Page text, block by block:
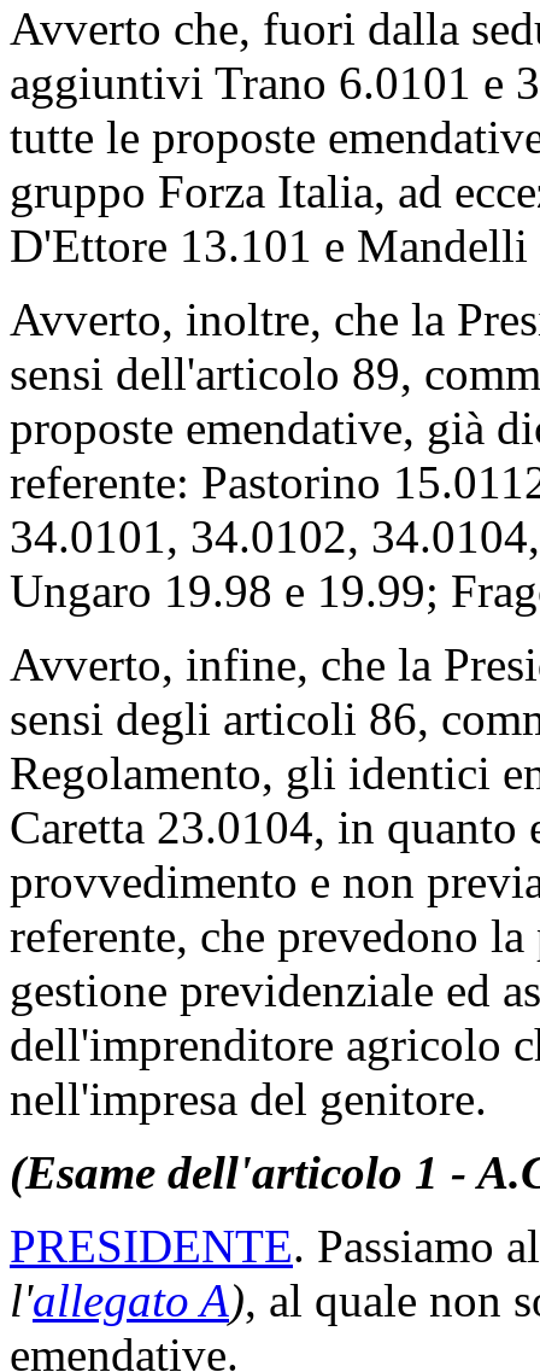
Avverto che, fuori dalla
aggiuntivi Trano 6.0101 e
tutte le proposte
gruppo Forza Italia, ad
D'Ettore 13.101 e Mandelli
Avverto, inoltre, che la
sensi dell'articolo 89,
proposte emendative, già
referente: Pastorino
34.0101, 34.0102,
Ungaro 19.98 e 19.99;
Avverto, infine, che la
sensi degli articoli 86,
Regolamento, gli identici
Caretta 23.0104, in quanto
provvedimento e non
referente, che prevedono
gestione previdenziale ed
dell'imprenditore agricolo
nell'impresa del genitore.
(Esame dell'articolo 1 -
PRESIDENTE. Passiamo
l'allegato A), al quale non
emendative.